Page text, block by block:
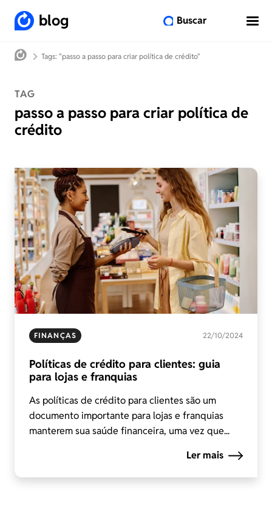
blog Buscar
Tags: "passo a passo para criar política de crédito"
TAG
passo a passo para criar política de
crédito
FINANÇAS 22/10/2024
Políticas de crédito para clientes: guia
para lojas e franquias
As políticas de crédito para clientes são um
documento importante para lojas e franquias
manterem sua saúde financeira, uma vez que...
Ler mais